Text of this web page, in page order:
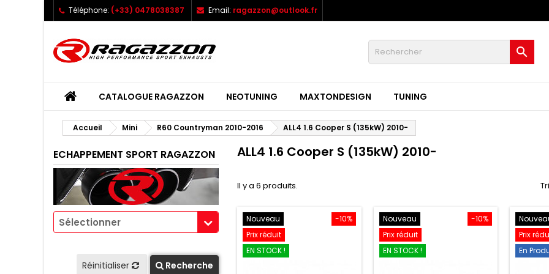
Téléphone: (+33) 0478038387 Email: ragazzon@outlook.fr

CATALOGUE RAGAZZON NEOTUNING MAXTONDESIGN TUNING
Accueil Mini R60 Countryman 2010-2016 ALL4 1.6 Cooper S (135kW) 2010-
ECHAPPEMENT SPORT RAGAZZON
Sélectionner
Réinitialiser Recherche
ALL4 1.6 Cooper S (135kW) 2010-
Il y a 6 produits.
-10%
Nouveau
Prix réduit
EN STOCK !
-10%
Nouveau
Prix réduit
EN STOCK !
Prix
En